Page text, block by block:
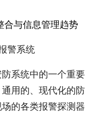
合与信息管理趋势
警系统
系统中的一个重要
用的、现代化的防
的各类报警探测器